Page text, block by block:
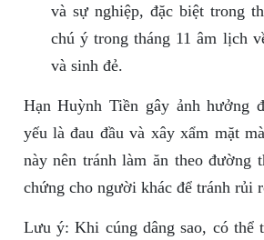
và sự nghiệp, đặc biệt trong
chú ý trong tháng 11 âm lịch
và sinh đẻ.
Hạn Huỳnh Tiền gây ảnh hưởng
yếu là đau đầu và xây xẩm mặt
này nên tránh làm ăn theo đường
chứng cho người khác để tránh rủi
Lưu ý: Khi cúng dâng sao, có thể